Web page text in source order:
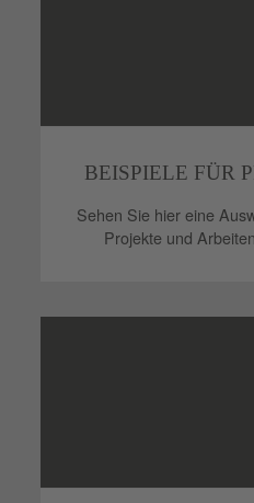
BEISPIELE FÜR
Sehen Sie hier eine
Projekte und